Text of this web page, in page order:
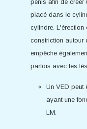
pénis afin de créer
placé dans le
cylindre. L'érection
constriction autour
empêche
parfois avec les
Un VED peut
ayant une
LM.